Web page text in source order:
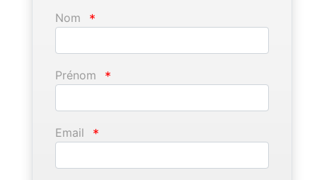
Nom *
Prénom *
Email *